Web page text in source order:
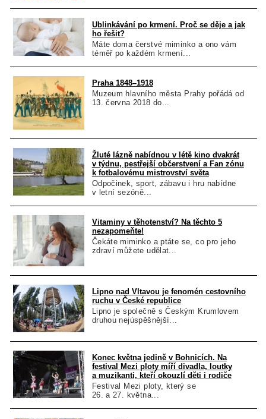
Ublinkávání po krmení. Proč se děje a jak
ho řešit?
Máte doma čerstvé miminko a ono vám
téměř po každém krmení...
Praha 1848–1918
Muzeum hlavního města Prahy pořádá od
13. června 2018 do...
Žluté lázně nabídnou v létě kino dvakrát
v týdnu, pestřejší občerstvení a Fan zónu
k fotbalovému mistrovství světa
Odpočinek, sport, zábavu i hru nabídne
v letní sezóně...
Vitaminy v těhotenství? Na těchto 5
nezapomeňte!
Čekáte miminko a ptáte se, co pro jeho
zdraví můžete udělat...
Lipno nad Vltavou je fenomén cestovního
ruchu v České republice
Lipno je společně s Českým Krumlovem
druhou nejúspěšnější...
Konec května jedině v Bohnicích. Na
festival Mezi ploty míří divadla, loutky
a muzikanti, kteří okouzlí děti i rodiče
Festival Mezi ploty, který se
26. a 27. května...